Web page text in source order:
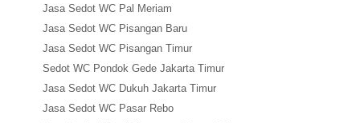
Jasa Sedot WC Pal Meriam
Jasa Sedot WC Pisangan Baru
Jasa Sedot WC Pisangan Timur
Sedot WC Pondok Gede Jakarta Timur
Jasa Sedot WC Dukuh Jakarta Timur
Jasa Sedot WC Pasar Rebo